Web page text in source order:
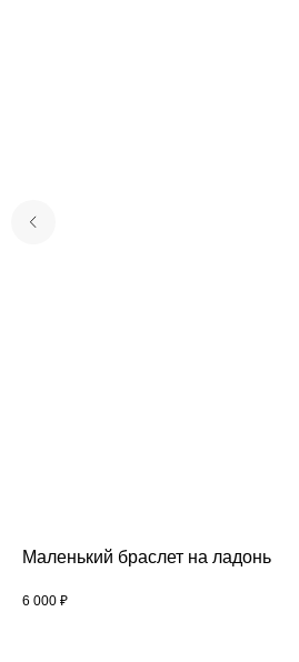
Маленький браслет на ладонь
6 000 ₽